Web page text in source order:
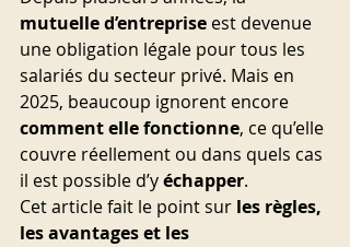
mutuelle d’entreprise est devenue
une obligation légale pour tous les
salariés du secteur privé. Mais en
2025, beaucoup ignorent encore
comment elle fonctionne, ce qu’elle
couvre réellement ou dans quels cas
il est possible d’y échapper.
Cet article fait le point sur les règles,
les avantages et les